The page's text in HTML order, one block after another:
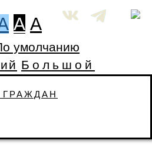
A A
умолчанию
Большой